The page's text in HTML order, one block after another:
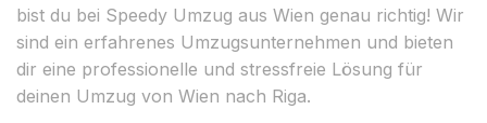
bist du bei Speedy Umzug aus Wien genau richtig! Wir
sind ein erfahrenes Umzugsunternehmen und bieten
dir eine professionelle und stressfreie Lösung für
deinen Umzug von Wien nach Riga.